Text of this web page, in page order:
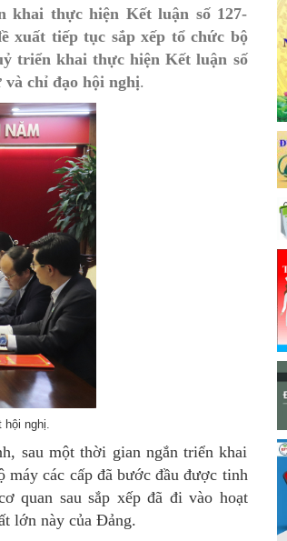
tạng
khai thực hiện Kết luận số 127-
xuất tiếp tục sắp xếp tổ chức bộ
triển khai thực hiện Kết luận số
chỉ đạo hội nghị.
nghị.
sau một thời gian ngắn triển khai
các cấp đã bước đầu được tinh
quan sau sắp xếp đã đi vào hoạt
lớn này của Đảng.